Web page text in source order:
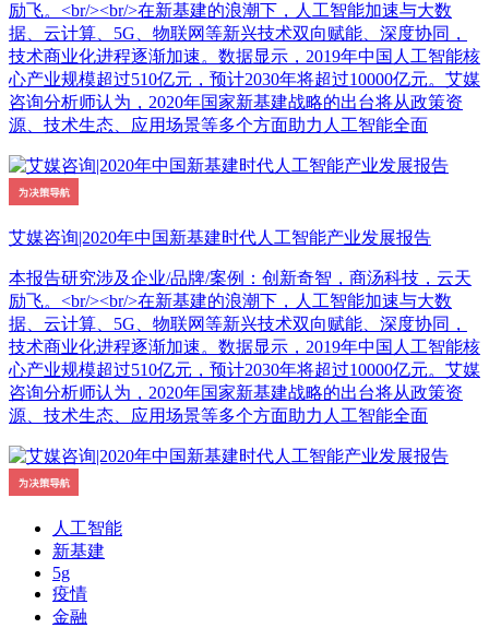
励飞。<br/><br/>在新基建的浪潮下，人工智能加速与大数
据、云计算、5G、物联网等新兴技术双向赋能、深度协同，
技术商业化进程逐渐加速。数据显示，2019年中国人工智能核
心产业规模超过510亿元，预计2030年将超过10000亿元。艾媒
咨询分析师认为，2020年国家新基建战略的出台将从政策资
源、技术生态、应用场景等多个方面助力人工智能全面
艾媒咨询|2020年中国新基建时代人工智能产业发展报告
本报告研究涉及企业/品牌/案例：创新奇智，商汤科技，云天
励飞。<br/><br/>在新基建的浪潮下，人工智能加速与大数
据、云计算、5G、物联网等新兴技术双向赋能、深度协同，
技术商业化进程逐渐加速。数据显示，2019年中国人工智能核
心产业规模超过510亿元，预计2030年将超过10000亿元。艾媒
咨询分析师认为，2020年国家新基建战略的出台将从政策资
源、技术生态、应用场景等多个方面助力人工智能全面
人工智能
新基建
5g
疫情
金融